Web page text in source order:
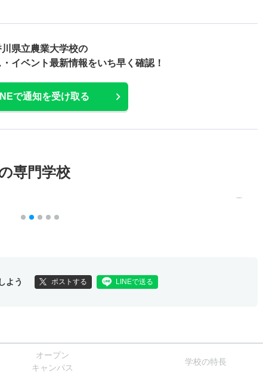
川県立農業大学校の
イベント最新情報をいち早く確認！
で通知を受け取る
専門学校
よう ポストする LINEで送る
オープン
キャンパス
学校の特長